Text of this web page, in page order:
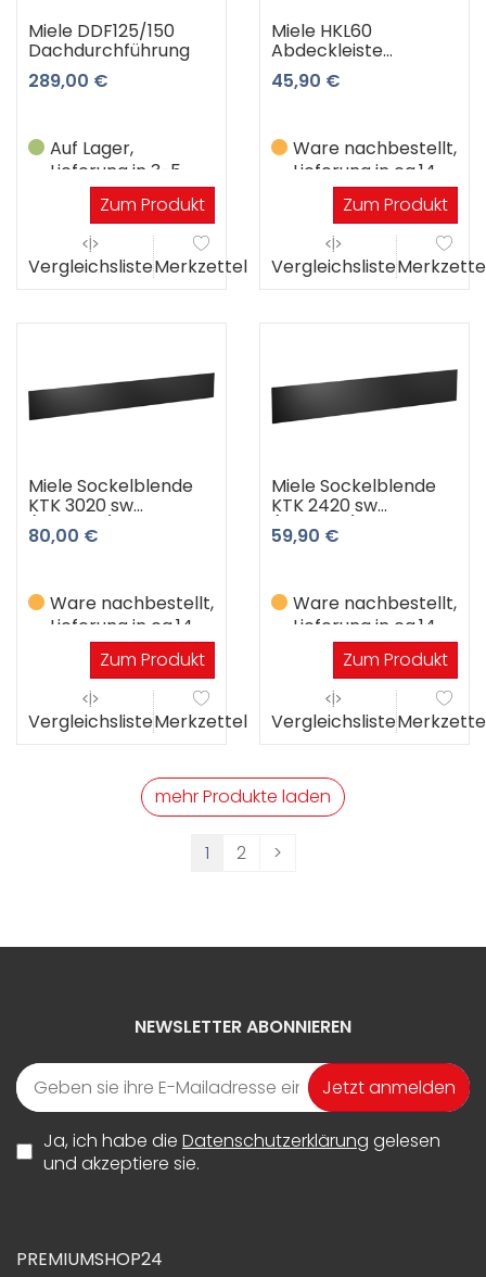
Miele DDF125/150
Dachdurchführung
289,00 €
Auf Lager,
Lieferung in 3-5
Werktagen
Zum Produkt
VergleichslisteMerkzettel
Miele HKL60
Abdeckleiste
tiefschwarz
(Tiefschwarz)
45,90 €
Ware nachbestellt,
Lieferung in ca.14
Werktagen
Zum Produkt
Vergleichsliste
Miele Sockelblende
KTK 3020 sw
(schwarz)
80,00 €
Ware nachbestellt,
Lieferung in ca.14
Werktagen
Zum Produkt
VergleichslisteMerkzettel
Miele Sockelblende
KTK 2420 sw
(schwarz)
59,90 €
Ware nachbestellt,
Lieferung in ca.14
Werktagen
Zum Produkt
Vergleichsliste
mehr Produkte laden
1 2 >
NEWSLETTER ABONNIEREN
Jetzt anmelden
Ja, ich habe die Datenschutzerklärung gelesen
und akzeptiere sie.
PREMIUMSHOP24